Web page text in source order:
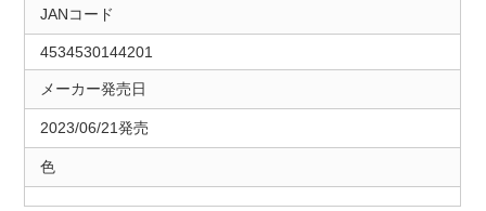
JANコード
4534530144201
メーカー発売日
2023/06/21発売
色